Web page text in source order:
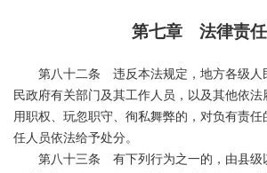
第七章 法律责任
第八十二条 违反本法规定，地方各级人
民政府有关部门及其工作人员，以及其他依
用职权、玩忽职守、徇私舞弊的，对负有责
任人员依法给予处分。
第八十三条 有下列行为之一的，由县级